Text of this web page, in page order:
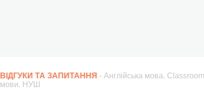
ВІДГУКИ ТА ЗАПИТАННЯ - Англійська мова.
мови. НУШ